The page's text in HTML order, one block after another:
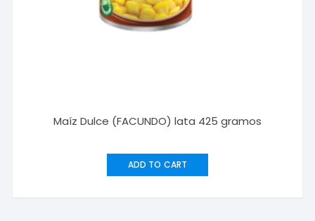
Maíz Dulce (FACUNDO) lata 425 gramos
ADD TO CART